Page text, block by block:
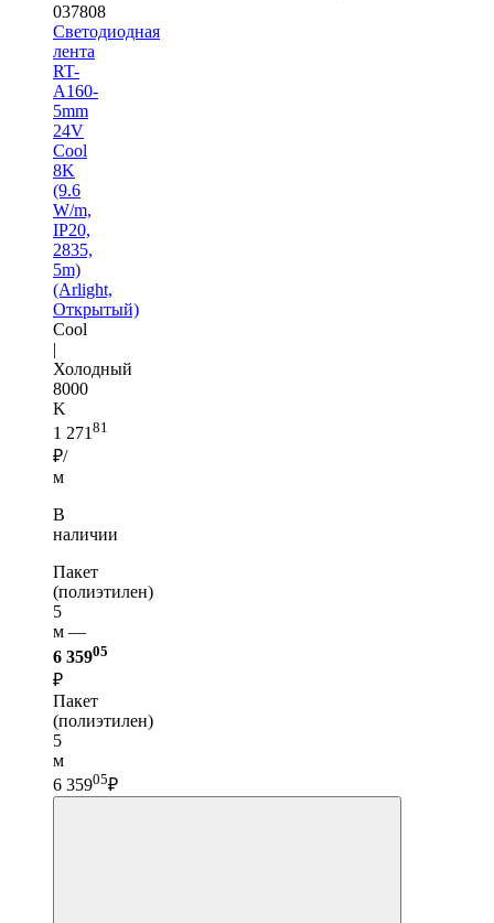
037808
Светодиодная
лента
RT-
A160-
5mm
24V
Cool
8K
(9.6
W/m,
IP20,
2835,
5m)
(Arlight,
Открытый)
Cool
|
Холодный
8000
K
1 271 81
₽/
м
В
наличии
Пакет
(полиэтилен)
5
м —
6 35905
₽
Пакет
(полиэтилен)
5
м
6 35905₽